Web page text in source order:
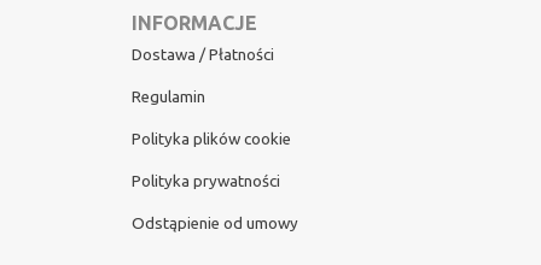
INFORMACJE
Dostawa / Płatności
Regulamin
Polityka plików cookie
Polityka prywatności
Odstąpienie od umowy